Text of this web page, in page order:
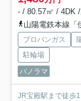
- / 80.57㎡ / 4DK
山陽電鉄本線「
プロパンガス
駐輪場
パノラマ
JR宝殿駅まで徒歩